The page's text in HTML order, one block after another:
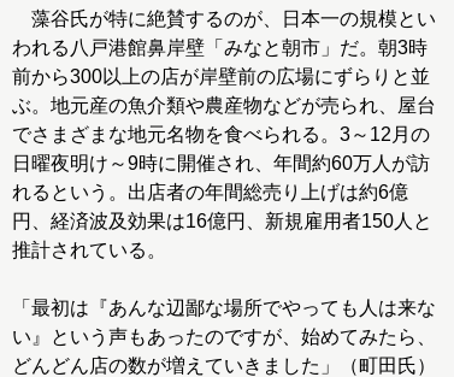
藻谷氏が特に絶賛するのが、日本一の規模とい
われる八戸港館鼻岸壁「みなと朝市」だ。朝3時
前から300以上の店が岸壁前の広場にずらりと並
ぶ。地元産の魚介類や農産物などが売られ、屋台
でさまざまな地元名物を食べられる。3～12月の
日曜夜明け～9時に開催され、年間約60万人が訪
れるという。出店者の年間総売り上げは約6億
円、経済波及効果は16億円、新規雇用者150人と
推計されている。
「最初は『あんな辺鄙な場所でやっても人は来な
い』という声もあったのですが、始めてみたら、
どんどん店の数が増えていきました」（町田氏）